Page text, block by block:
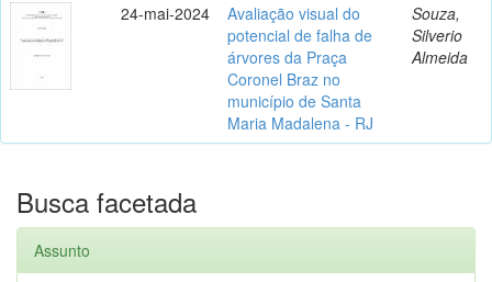
24-mai-2024
Avaliação visual do
potencial de falha de
árvores da Praça
Coronel Braz no
município de Santa
Maria Madalena - RJ
Souza,
Silverio
Almeida
Busca facetada
Assunto